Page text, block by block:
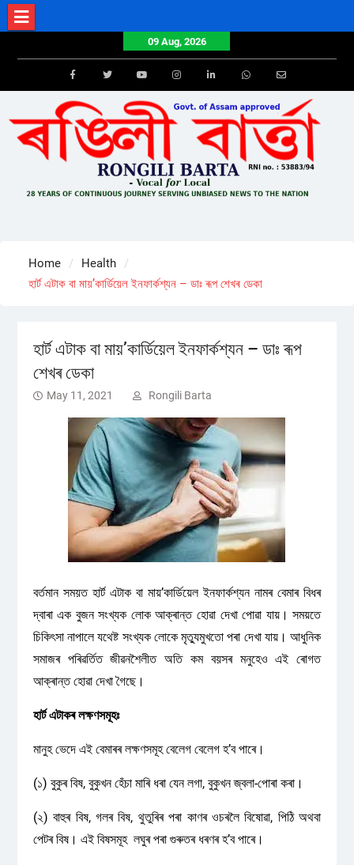
Skip
to
09 Aug, 2026
FacebookTwitterYoutube Email
Home
Health
হাৰ্ট এটাক বা মায়’কাৰ্ডিয়েল ইনফাৰ্কশ্যন – ডাঃ ৰূপ শেখৰ ডেকা
হাৰ্ট এটাক বা মায়’কাৰ্ডিয়েল ইনফাৰ্কশ্যন – ডাঃ ৰূপ
শেখৰ ডেকা
May 11, 2021 Rongili Barta
বৰ্তমান সময়ত হাৰ্ট এটাক বা মায়’কাৰ্ডিয়েল ইনফাৰ্কশ্যন নামৰ বেমাৰ বিধৰ
দ্বাৰা এক বুজন সংখ্যক লোক আক্ৰান্ত হোৱা দেখা পোৱা যায়। সময়তে
চিকিৎসা নাপালে যথেষ্ট সংখ্যক লোকে মৃত্যুমুখতো পৰা দেখা যায়। আধুনিক
সমাজৰ পৰিৱৰ্তিত জীৱনশৈলীত অতি কম বয়সৰ মনুহেও এই ৰোগত
আক্ৰান্ত হোৱা দেখা গৈছে।
হাৰ্ট এটাকৰ লক্ষণসমূহঃ
মানুহ ভেদে এই বেমাৰৰ লক্ষণসমূহ বেলেগ বেলেগ হ’ব পাৰে।
(১) বুকুৰ বিষ, বুকুখন হেঁচা মাৰি ধৰা যেন লগা, বুকুখন জ্বলা-পোৰা কৰা।
(২) বাহুৰ বিষ, গলৰ বিষ, থুতুৰিৰ পৰা কাণৰ ওচৰলৈ বিষোৱা, পিঠি অথবা
পেটৰ বিষ। এই বিষসমূহ লঘুৰ পৰা গুৰুতৰ ধৰণৰ হ’ব পাৰে।